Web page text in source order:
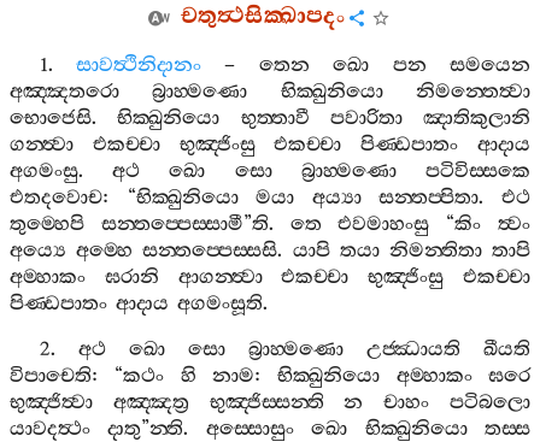
චතුත්‍ථසික‍්ඛාපදං
1.සාවත්‍ථිනිදානං – තෙන ඛො පන
සමයෙන
අඤ‍්ඤතරො
බ්‍රාහ‍්මණො භික‍්ඛුනියො
නිමන‍්තෙත්‍වා
භොජෙසි.භික‍්ඛුනියො භුත‍්තාවී පවාරිතා
ඤාතිකුලානි
ගන‍්ත්‍වා
එකච‍්චා භුඤ‍්ජිංසු එකච‍්චා පිණ‍්ඩපාතං
ආදාය
අගමංසු.අථ ඛො සො බ්‍රාහ‍්මණො
පටිවිස‍්සකෙ
එතදවොච: “භික‍්ඛුනියො මයා අය්‍යා සන‍්තප‍්පිතා.එථ
තුම‍්හෙපි
සන‍්තප‍්පෙස‍්සාමී”ති. තෙ එවමාහංසු “කිං
ත්‍වං
අය්‍යෙ අම‍්හෙ සන‍්තප‍්පෙස‍්සසි. යාපි තයා නිමන‍්තිතා තාපි
අම‍්හාකං
ඝරානි ආගන‍්ත්‍වා එකච‍්චා භුඤ‍්ජිංසු
එකච‍්චා
පිණ‍්ඩපාතං ආදාය අගමංසූති.
2. අථ ඛො සො බ්‍රාහ‍්මණො උජ‍්ඣායති
ඛීයති
විපාචෙති: “කථං හි නාම:භික‍්ඛුනියො අම‍්හාකං
ඝරෙ
භුඤ‍්ජිත්‍වා
අඤ‍්ඤත්‍ර භුඤ‍්ජිස‍්සන‍්ති න චාහං
පටිබලො
යාවදත්‍ථං
දාතු”න‍්ති. අස‍්සොසුං ඛො භික‍්ඛුනියො
තස‍්ස